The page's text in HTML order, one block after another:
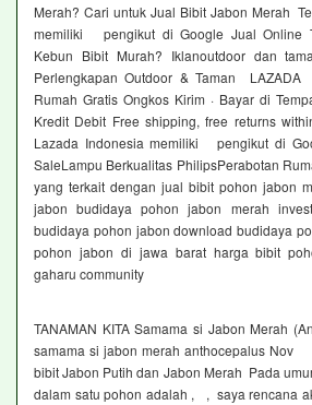
Merah? Cari untuk Jual Bibit Jabon Merah
memiliki pengikut di Google Jual Online
Kebun Bibit Murah? Iklanoutdoor dan
Perlengkapan Outdoor & Taman
Rumah Gratis Ongkos Kirim · Bayar di
Kredit Debit Free shipping, free returns
Lazada Indonesia memiliki pengikut di
SaleLampu Berkualitas PhilipsPerabotan
yang terkait dengan jual bibit pohon jabon
jabon budidaya pohon jabon merah
budidaya pohon jabon download budidaya
pohon jabon di jawa barat harga bibit
gaharu community
TANAMAN KITA Samama si Jabon Merah
samama si jabon merah anthocepalus Nov
bibit Jabon Putih dan Jabon Merah Pada
dalam satu pohon adalah , , saya rencana